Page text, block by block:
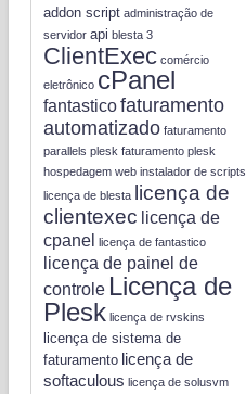
addon script administração de
servidor api blesta 3
ClientExec comércio
eletrônico cPanel
fantasticofaturamento
automatizado faturamento
parallels plesk faturamento plesk
hospedagem web instalador de scripts
licença de blesta
licença de
clientexec licença de
cpanel licença de fantastico
licença de painel de
controle Licença de
Plesk licença de rvskins
licença de sistema de
faturamento licença de
softaculous licença de solusvm